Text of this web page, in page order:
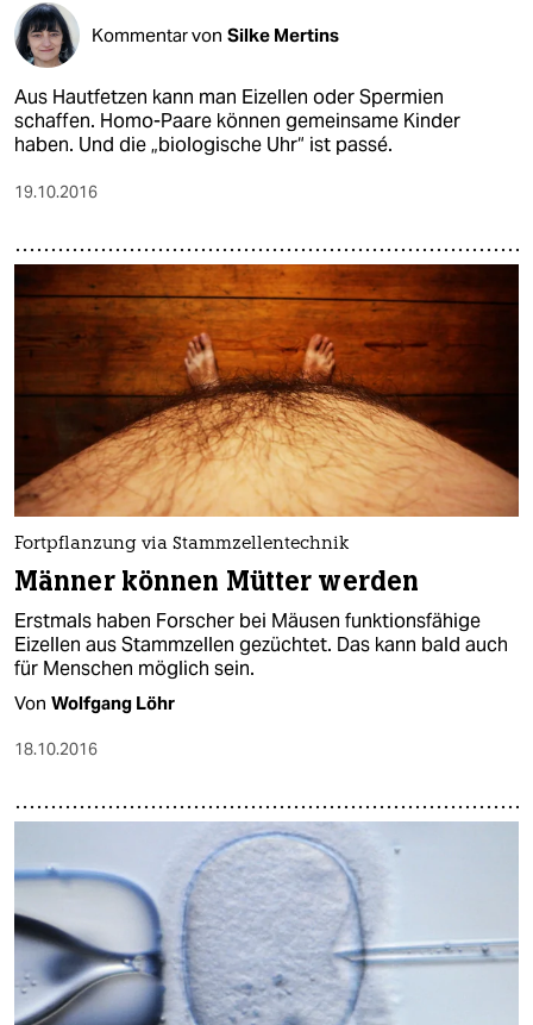
Kommentar von Silke Mertins
Aus Hautfetzen kann man Eizellen oder Spermien
schaffen. Homo-Paare können gemeinsame Kinder
haben. Und die „biologische Uhr“ ist passé.
19.10.2016
Fortpflanzung via Stammzellentechnik
Männer können Mütter werden
Erstmals haben Forscher bei Mäusen funktionsfähige
Eizellen aus Stammzellen gezüchtet. Das kann bald auch
für Menschen möglich sein.
Von Wolfgang Löhr
18.10.2016